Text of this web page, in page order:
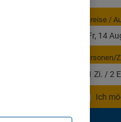
Anreise /
Personen/
1 Zi. / 2
Ich